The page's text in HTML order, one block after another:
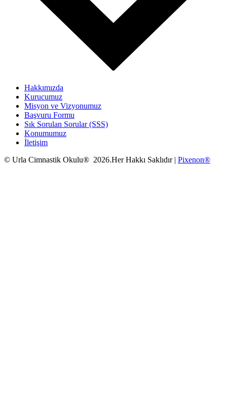
Hakkımızda
Kurucumuz
Misyon ve Vizyonumuz
Başvuru Formu
Sık Sorulan Sorular (SSS)
Konumumuz
İletişim
© Urla Cimnastik Okulu® 2026.Her Hakkı Saklıdır | Pixenon®